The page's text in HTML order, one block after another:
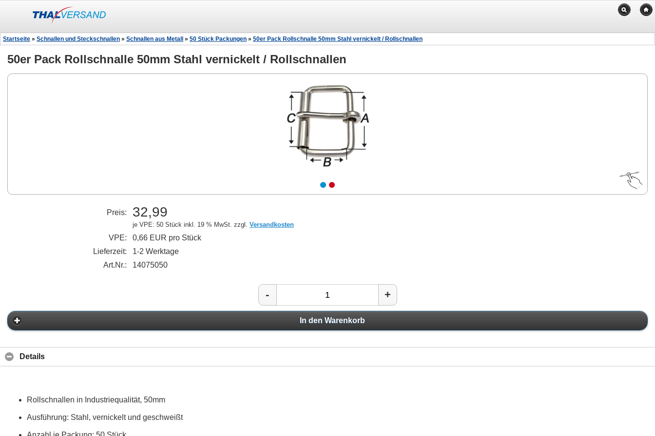
Startseite » Schnallen und Steckschnallen » Schnallen aus Metall » 50 Stück Packungen » 50er Pack Rollschnalle 50mm Stahl vernickelt / Rollschnallen
50er Pack Rollschnalle 50mm Stahl vernickelt / Rollschnallen
Preis: 32,99
je VPE: 50 Stück inkl. 19 % MwSt. zzgl. Versandkosten
VPE:
0,66 EUR pro Stück
Lieferzeit:
1-2 Werktage
Art.Nr.:
14075050
- +
In den Warenkorb
Details
Rollschnallen in Industriequalität, 50mm
Ausführung: Stahl, vernickelt und geschweißt